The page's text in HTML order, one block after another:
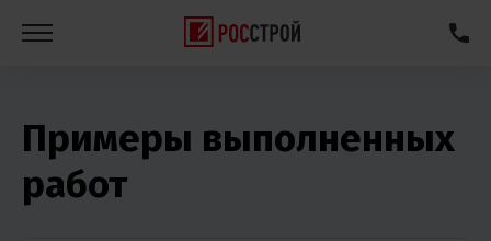
Примеры выполненных
работ